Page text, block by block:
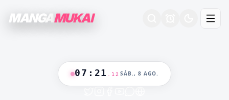
MANGA MUKAI
07 : 21 13 SÁB., 8 AGO.